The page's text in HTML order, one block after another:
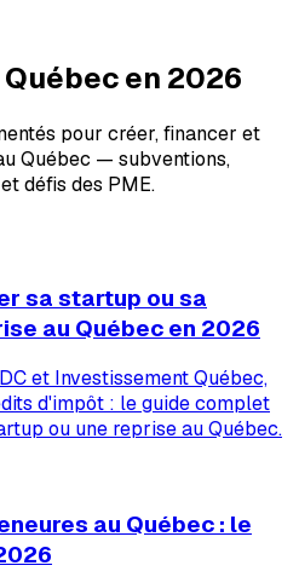
en 2026
pour créer, financer et
Québec — subventions,
défis des PME.
sa startup ou sa
au Québec en 2026
et Investissement Québec,
d'impôt : le guide complet
ou une reprise au Québec.
au Québec : le